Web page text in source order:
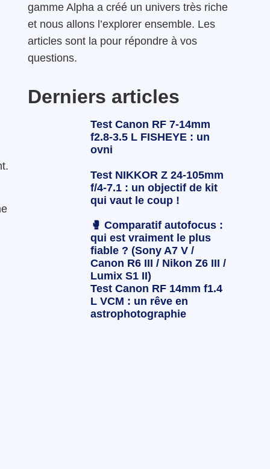
gamme Alpha a créé un univers très riche
et nous allons l’explorer ensemble. Les
articles sont la pour répondre à vos
questions.
Derniers articles
Test Canon RF 7-14mm
f2.8-3.5 L FISHEYE : un
ovni
Test NIKKOR Z 24-105mm
f/4-7.1 : un objectif de kit
qui vaut le coup !
🥊 Comparatif autofocus :
qui est vraiment le plus
fiable ? (Sony A7 V /
Canon R6 III / Nikon Z6 III /
Lumix S1 II)
Test Canon RF 14mm f1.4
L VCM : un rêve en
astrophotographie